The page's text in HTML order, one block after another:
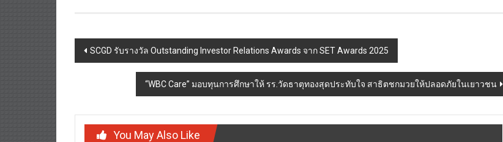
Post
navigation
SCGD รับรางวัล Outstanding Investor Relations Awards จาก SET Awards 2025
“WBC Care” มอบทุนการศึกษาให้ รร.วัดธาตุทองสุดประทับใจ สาธิตชกมวยให้ปลอดภัยในเยาวชน
You May Also Like